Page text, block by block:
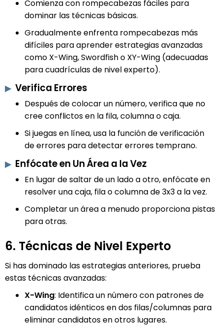
Comienza con rompecabezas fáciles para
dominar las técnicas básicas.
Gradualmente enfrenta rompecabezas más
difíciles para aprender estrategias avanzadas
como X-Wing, Swordfish o XY-Wing (adecuadas
para cuadrículas de nivel experto).
Verifica Errores
Después de colocar un número, verifica que no
cree conflictos en la fila, columna o caja.
Si juegas en línea, usa la función de verificación
de errores para detectar errores temprano.
Enfócate en Un Área a la Vez
En lugar de saltar de un lado a otro, enfócate en
resolver una caja, fila o columna de 3x3 a la vez.
Completar un área a menudo proporciona pistas
para otras.
6. Técnicas de Nivel Experto
Si has dominado las estrategias anteriores, prueba
estas técnicas avanzadas:
X-Wing: Identifica un número con patrones de
candidatos idénticos en dos filas/columnas para
eliminar candidatos en otros lugares.